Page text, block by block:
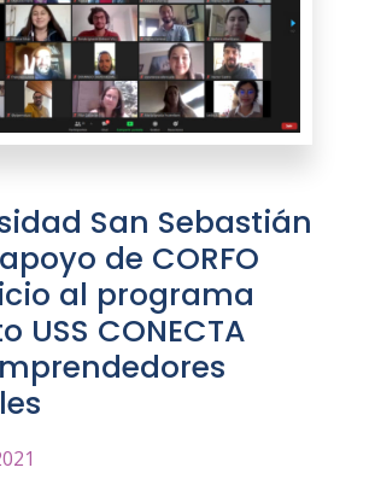
San Sebastián
de CORFO
al programa
USS CONECTA